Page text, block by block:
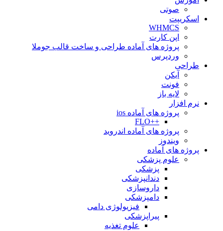
صوتی
اسکریپت
WHMCS
اپن کارت
پروژه های آماده طراحی و ساخت قالب جوملا
وردپرس
طراحی
آیکن
فونت
لایه باز
نرم افزار
پروژه های آماده ios
++FLO
پروژه های آماده اندروید
ویندوز
پروژه های آماده
علوم پزشکی
پزشکی
دندانپزشکی
داروسازی
دامپزشکی
فیزیولوژی دامی
پیراپزشکی
علوم تغذیه